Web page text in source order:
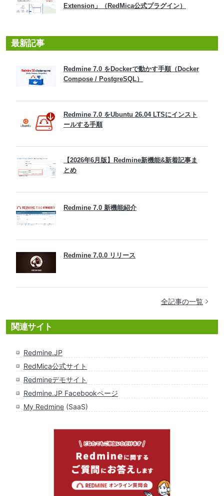
Extension」（RedMica公式プラグイン）
最新記事
Redmine 7.0 をDockerで動かす手順（Docker
Compose / PostgreSQL）
Redmine 7.0 をUbuntu 26.04 LTSにインスト
ールする手順
【2026年6月版】Redmine新機能&新着記事ま
とめ
Redmine 7.0 新機能紹介
Redmine 7.0.0 リリース
全記事の一覧
関連サイト
Redmine.JP
RedMica公式サイト
Redmineデモサイト
Redmine.JP Facebookページ
My Redmine (SaaS)